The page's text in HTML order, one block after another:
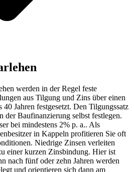
werden in der Regel feste
aus Tilgung und Zins über einen
Jahren festgesetzt. Den Tilgungssatz
der Baufinanzierung selbst festlegen.
bei mindestens 2% p. a.. Als
in Kappeln profitieren Sie oft
Niedrige Zinsen verleiten
einer kurzen Zinsbindung. Hier ist
nach fünf oder zehn Jahren werden
und orientieren sich dann am